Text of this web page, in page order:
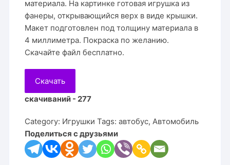
материала. На картинке готовая игрушка из
фанеры, открывающийся верх в виде крышки.
Макет подготовлен под толщину материала в
4 миллиметра. Покраска по желанию.
Скачайте файл бесплатно.
Скачать
скачиваний - 277
Category: Игрушки Tags:автобус,Автомобиль
Поделиться с друзьями